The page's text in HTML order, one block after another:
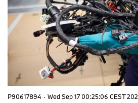
P90617894 · Wed Sep 17 00:25:06 CEST